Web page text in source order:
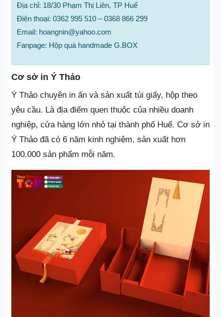
Địa chỉ: 18/30 Phạm Thị Liên, TP Huế
Điện thoại: 0362 995 510 – 0368 866 299
Email: hoangnin@yahoo.com
Fanpage: Hộp quà handmade G.BOX
Cơ sở in Ý Thảo
Ý Thảo chuyên in ấn và sản xuất túi giấy, hộp theo
yêu cầu. Là địa điểm quen thuộc của nhiều doanh
nghiệp, cửa hàng lớn nhỏ tại thành phố Huế. Cơ sở in
Ý Thảo đã có 6 năm kinh nghiệm, sản xuất hơn
100.000 sản phẩm mỗi năm.